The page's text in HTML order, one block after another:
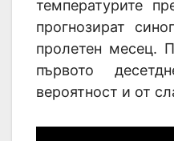
температурите
прогнозират
пролетен месец.
първото
вероятност и от